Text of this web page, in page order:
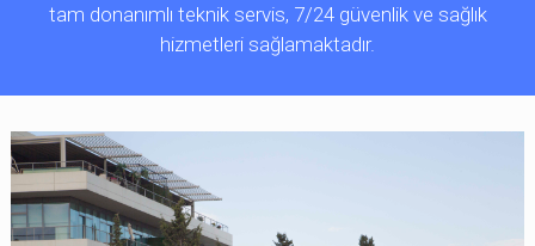
tam donanımlı teknik servis, 7/24 güvenlik ve sağlık
hizmetleri sağlamaktadır.